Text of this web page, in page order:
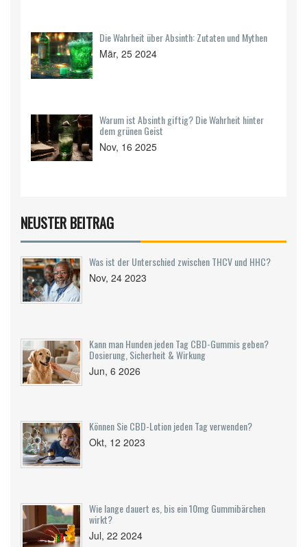
Die Wahrheit über Absinth: Zutaten und Mythen
Mär, 25 2024
Warum ist Absinth giftig? Die Wahrheit hinter
dem grünen Geist
Nov, 16 2025
NEUSTER BEITRAG
Was ist der Unterschied zwischen THCV und HHC?
Nov, 24 2023
Kann man Hunden jeden Tag CBD-Gummis geben?
Dosierung, Sicherheit & Wirkung
Jun, 6 2026
Können Sie CBD-Lotion jeden Tag verwenden?
Okt, 12 2023
Wie lange dauert es, bis ein 10mg Gummibärchen
wirkt?
Jul, 22 2024